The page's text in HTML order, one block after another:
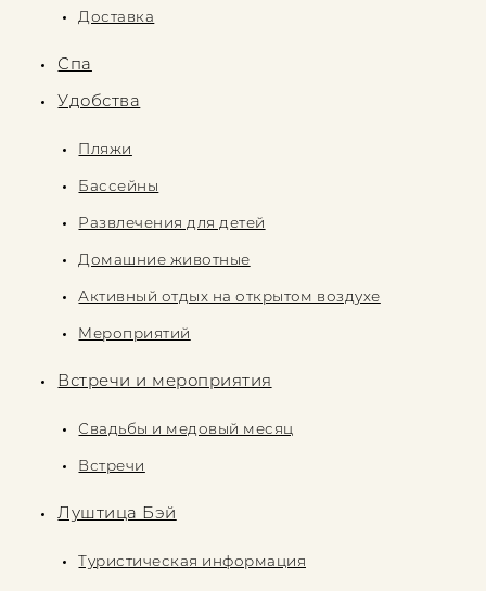
Доставка
Спа
Удобства
Пляжи
Бассейны
Развлечения для детей
Домашние животные
Активный отдых на открытом воздухе
Mероприятий
Встречи и мероприятия
Свадьбы и медовый месяц
Встречи
Луштица Бэй
Туристическая информация